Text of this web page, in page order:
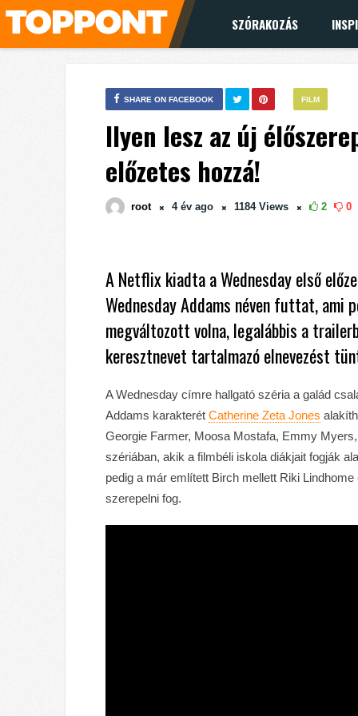
SZÓRAKOZÁS
FILM
SHARE ON FACEBOOK
Ilyen lesz az új
előzetes hozzá!
root 4 év ago 1184 Views 2 0
A Netflix kiadta a Wednesday első
Wednesday Addams néven futtat, ami
megváltozott volna, legalábbis a
keresztnevet tartalmazó elnevezést
A Wednesday címre hallgató széria a galád
Addams karakterét Catherine Zeta Jones
Georgie Farmer, Moosa Mostafa, Emmy
szériában, akik a filmbéli iskola diákjait fogják
pedig a már említett Birch mellett Riki
szerepelni fog.